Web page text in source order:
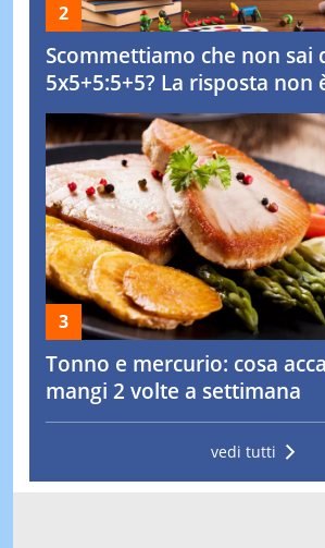
Scommettiamo che non sai
5x5+5:5+5? La risposta non
Tonno e mercurio: cosa
mangi 2 volte a settimana
vedi tutti